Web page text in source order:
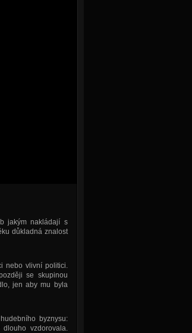
jakým nakládají s
důkladná znalost
nebo vlivní politici.
se skupinou
jen aby mu byla
byznysu:
vzdorovala.